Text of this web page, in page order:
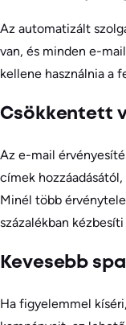
Az automatizált
van, és minden e-
kellene használnia a
Csökkentett
Az e-mail
címek
Minél több
százalékban
Kevesebb
Ha figyelemmel